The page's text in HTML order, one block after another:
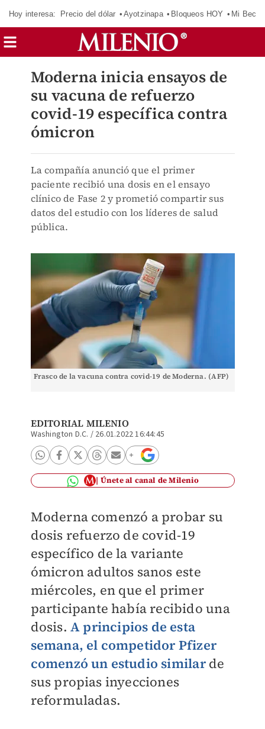
Hoy interesa: Precio del dólar Ayotzinapa Bloqueos HOY Mi Beca
Moderna inicia ensayos de
su vacuna de refuerzo
covid-19 específica contra
ómicron
La compañía anunció que el primer
paciente recibió una dosis en el ensayo
clínico de Fase 2 y prometió compartir sus
datos del estudio con los líderes de salud
pública.
Frasco de la vacuna contra covid-19 de Moderna. (AFP)
EDITORIAL MILENIO
Washington D.C. / 26.01.2022 16:44:45
Únete al canal de Milenio
Moderna comenzó a probar su
dosis refuerzo de covid-19
específico de la variante
ómicron adultos sanos este
miércoles, en que el primer
participante había recibido una
dosis. A principios de esta
semana, el competidor Pfizer
comenzó un estudio similarde
sus propias inyecciones
reformuladas.